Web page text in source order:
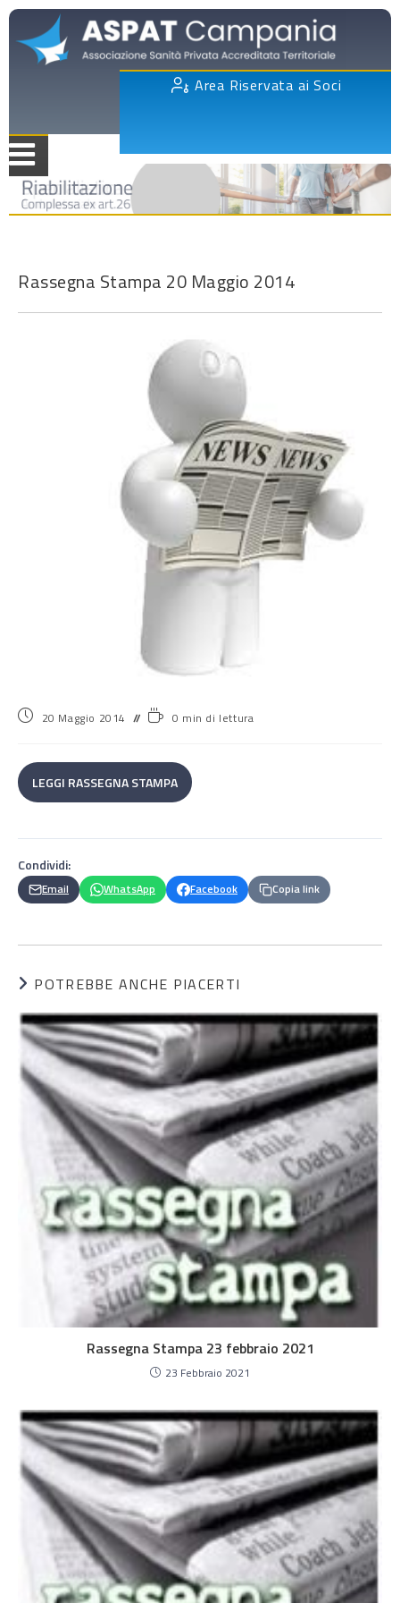
Area Riservata ai Soci
Rassegna Stampa 20 Maggio 2014
20 Maggio 2014 0 min di lettura
LEGGI RASSEGNA STAMPA
Condividi:
Email WhatsApp Facebook Copia link
POTREBBE ANCHE PIACERTI
Rassegna Stampa 23 febbraio 2021
23 Febbraio 2021